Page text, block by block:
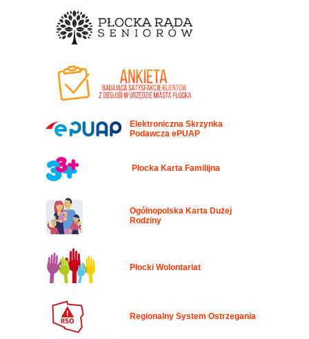
Elektroniczna Skrzynka
Podawcza ePUAP
Płocka Karta Familijna
Ogólnopolska Karta Dużej
Rodziny
Płocki Wolontariat
Regionalny System Ostrzegania